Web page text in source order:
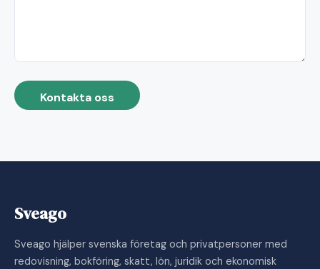
Kontakta oss
Sveago
Sveago hjälper svenska företag och privatpersoner med
redovisning, bokföring, skatt, lön, juridik och ekonomisk